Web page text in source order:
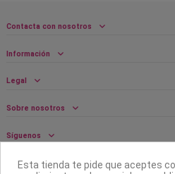
Contacta con nosotros
Información
Legal
Sobre nosotros
Síguenos
Boletín
Esta tienda te pide que aceptes